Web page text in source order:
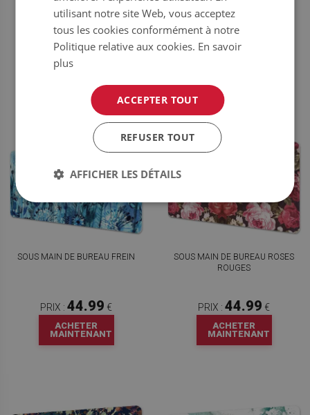
PRIX :44.99€
ACHETER
MAINTENANT
PRIX :44.99
SOUS MAIN DE BUREAU FREIN
PRIX : 44.99 €
ACHETER
MAINTENANT
SOUS MAIN DE BUREAU ROSES
ROUGES
PRIX : 44.99 €
ACHETER
MAINTENANT
utilisant notre site Web, vous acceptez
tous les cookies conformément à notre
Politique relative aux cookies. En savoir
plus
ACCEPTER TOUT
REFUSER TOUT
AFFICHER LES DÉTAILS